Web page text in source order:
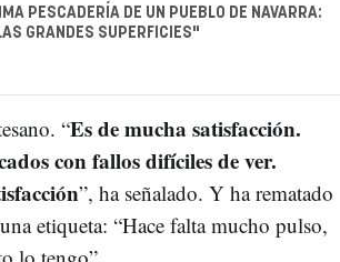
PESCADERÍA DE UN PUEBLO DE NAVARRA:
GRANDES SUPERFICIES"
“Es de mucha satisfacción.
con fallos difíciles de ver.
”, ha señalado. Y ha rematado
etiqueta: “Hace falta mucho pulso,